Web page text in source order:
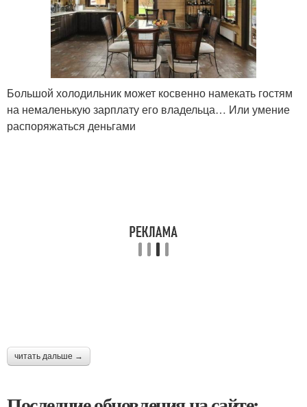
Большой холодильник может косвенно намекать гостям
на немаленькую зарплату его владельца… Или умение
распоряжаться деньгами
читать дальше →